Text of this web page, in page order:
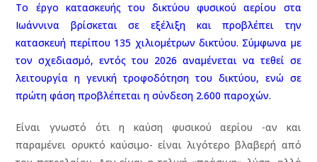
Το έργο κατασκευής του δικτύου φυσικού αερίου στα
Ιωάννινα βρίσκεται σε εξέλιξη και προβλέπει την
κατασκευή περίπου 135 χιλιομέτρων δικτύου. Σύμφωνα με
τον σχεδιασμό, εντός του 2026 αναμένεται να τεθεί σε
λειτουργία η γενική τροφοδότηση του δικτύου, ενώ σε
πρώτη φάση προβλέπεται η σύνδεση 2.600 παροχών.
Είναι γνωστό ότι η καύση φυσικού αερίου -αν και
παραμένει ορυκτό καύσιμο- είναι λιγότερο βλαβερή από